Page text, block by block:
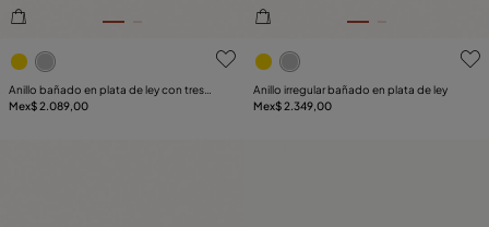
5de 5 Valoración del cliente
Anillo bañado en plata de ley con tres
formas orgánicas mujer
Mex$ 2.089,00
5de 5 Valoración del cliente
Anillo irregular bañado en plata de ley
Mex$ 2.349,00